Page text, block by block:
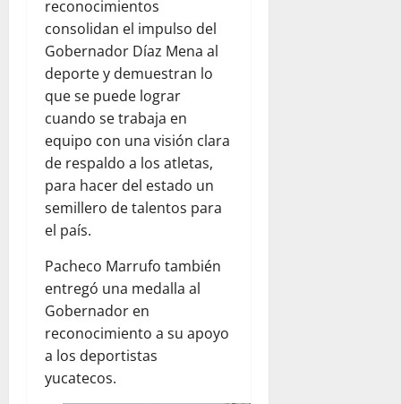
reconocimientos
consolidan el impulso del
Gobernador Díaz Mena al
deporte y demuestran lo
que se puede lograr
cuando se trabaja en
equipo con una visión clara
de respaldo a los atletas,
para hacer del estado un
semillero de talentos para
el país.
Pacheco Marrufo también
entregó una medalla al
Gobernador en
reconocimiento a su apoyo
a los deportistas
yucatecos.